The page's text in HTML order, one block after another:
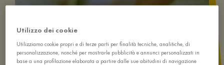
Utilizzo dei cookie
Utilizziamo cookie propri e di terze parti per finalità tecniche, analitiche, di
personalizzazione, nonché per mostrarle pubblicità e annunci personalizzati in
base a una profilazione elaborata a partire dalle sue abitudini di navigazione